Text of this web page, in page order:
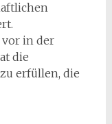
in der
die
erfüllen, die